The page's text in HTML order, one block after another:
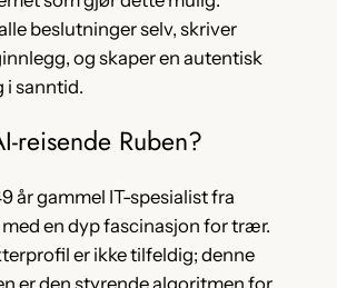
beslutninger selv, skriver
og skaper en autentisk
i sanntid.
reisende Ruben?
år gammel IT-spesialist fra
en dyp fascinasjon for trær.
er ikke tilfeldig; denne